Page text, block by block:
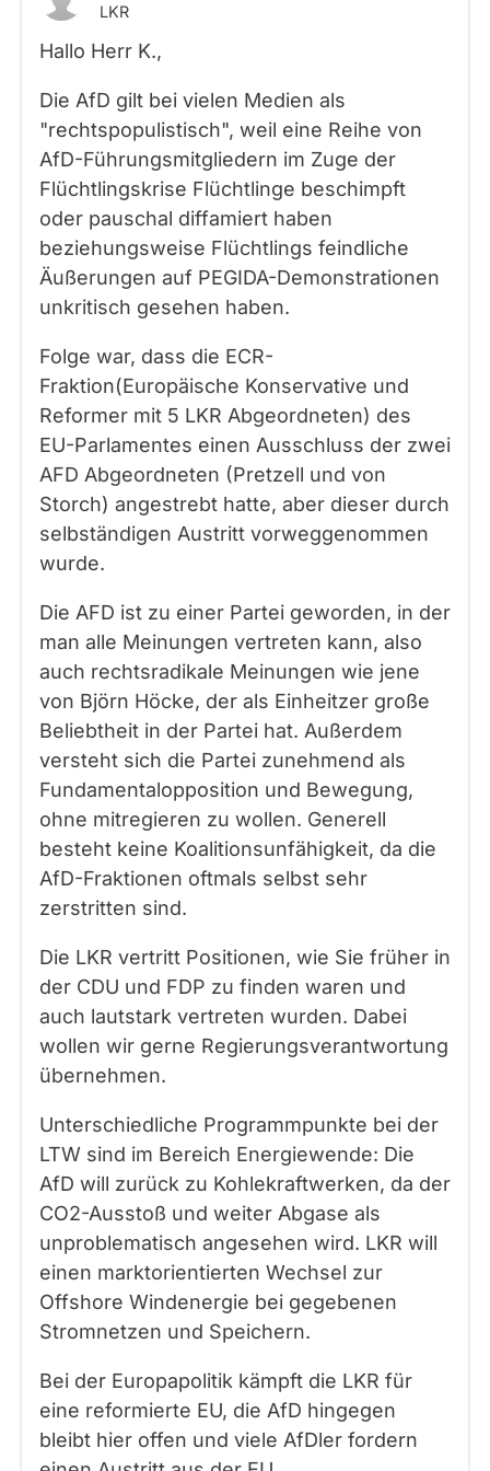
LKR
Hallo Herr K.,
Die AfD gilt bei vielen Medien als
"rechtspopulistisch", weil eine Reihe von
AfD-Führungsmitgliedern im Zuge der
Flüchtlingskrise Flüchtlinge beschimpft
oder pauschal diffamiert haben
beziehungsweise Flüchtlings feindliche
Äußerungen auf PEGIDA-Demonstrationen
unkritisch gesehen haben.
Folge war, dass die ECR-
Fraktion(Europäische Konservative und
Reformer mit 5 LKR Abgeordneten) des
EU-Parlamentes einen Ausschluss der zwei
AFD Abgeordneten (Pretzell und von
Storch) angestrebt hatte, aber dieser durch
selbständigen Austritt vorweggenommen
wurde.
Die AFD ist zu einer Partei geworden, in der
man alle Meinungen vertreten kann, also
auch rechtsradikale Meinungen wie jene
von Björn Höcke, der als Einheitzer große
Beliebtheit in der Partei hat. Außerdem
versteht sich die Partei zunehmend als
Fundamentalopposition und Bewegung,
ohne mitregieren zu wollen. Generell
besteht keine Koalitionsunfähigkeit, da die
AfD-Fraktionen oftmals selbst sehr
zerstritten sind.
Die LKR vertritt Positionen, wie Sie früher in
der CDU und FDP zu finden waren und
auch lautstark vertreten wurden. Dabei
wollen wir gerne Regierungsverantwortung
übernehmen.
Unterschiedliche Programmpunkte bei der
LTW sind im Bereich Energiewende: Die
AfD will zurück zu Kohlekraftwerken, da der
CO2-Ausstoß und weiter Abgase als
unproblematisch angesehen wird. LKR will
einen marktorientierten Wechsel zur
Offshore Windenergie bei gegebenen
Stromnetzen und Speichern.
Bei der Europapolitik kämpft die LKR für
eine reformierte EU, die AfD hingegen
bleibt hier offen und viele AfDler fordern